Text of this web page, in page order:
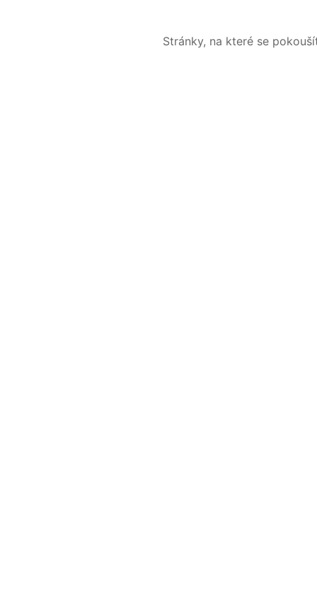
Stránky, na které se